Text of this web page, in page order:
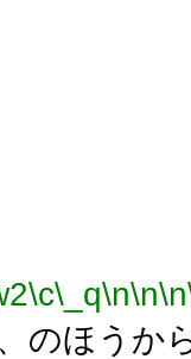
\c\_q\n\n\n
のほうか